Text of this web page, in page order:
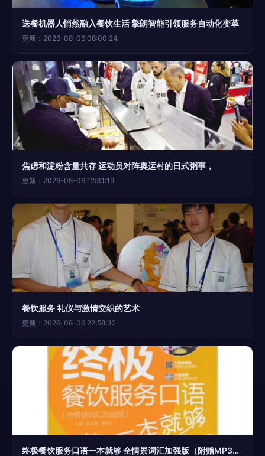
送餐机器人悄然融入餐饮生活 擎朗智能引领服务自动化变革
更新：2026-08-06 06:00:24
焦虑和淀粉含量共存 运动员对阵奥运村的日式粥事，
更新：2026-08-06 12:31:19
餐饮服务 礼仪与激情交织的艺术
更新：2026-08-06 22:58:32
终极餐饮服务口语一本就够 全情景词汇加强版（附赠MP3光盘）——餐饮服务人员的实战宝典